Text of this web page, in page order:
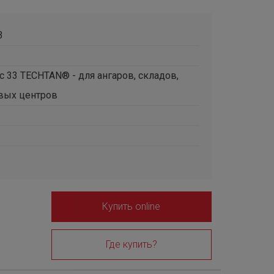
33 TECHTAN® - для ангаров, складов,
центров
Купить online
Где купить?